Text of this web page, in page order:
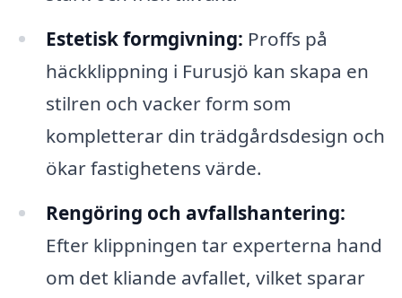
Estetisk formgivning: Proffs på
häckklippning i Furusjö kan skapa en
stilren och vacker form som
kompletterar din trädgårdsdesign och
ökar fastighetens värde.
Rengöring och avfallshantering:
Efter klippningen tar experterna hand
om det kliande avfallet, vilket sparar